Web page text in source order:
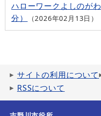
ハローワークよしのが
分）
2026年02月13日
サイトの利用について
RSSについて